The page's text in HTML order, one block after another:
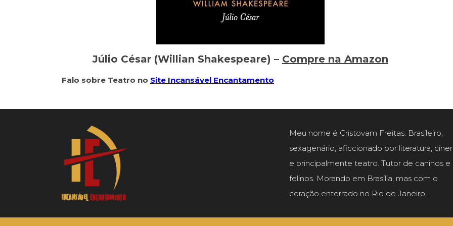
Júlio César (Willian Shakespeare) – Compre na Amazon
Falo sobre Teatro no Site Incansável Encantamento
Meu nome é Cristovam Freitas. Brasileiro,
sexagenário, aficcionado por literatura,
e principalmente teatro. Tutor de caninos e
felinos. Morando em Brasília, mas com o
coração enterrado no Rio de Janeiro.